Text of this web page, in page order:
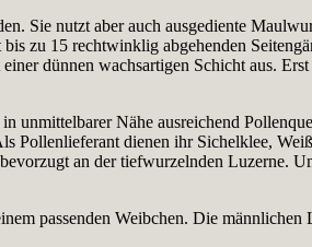
Sie nutzt aber auch ausgediente
zu 15 rechtwinklig abgehenden
dünnen wachsartigen Schicht aus.
unmittelbarer Nähe ausreichend
Pollenlieferant dienen ihr Sichelklee,
an der tiefwurzelnden Luzerne.
passenden Weibchen. Die männlichen